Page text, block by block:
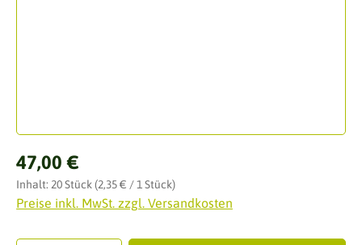
Regulärer Preis:
47,00 €
Inhalt: 20 Stück (2,35 € / 1 Stück)
Preise inkl. MwSt. zzgl. Versandkosten